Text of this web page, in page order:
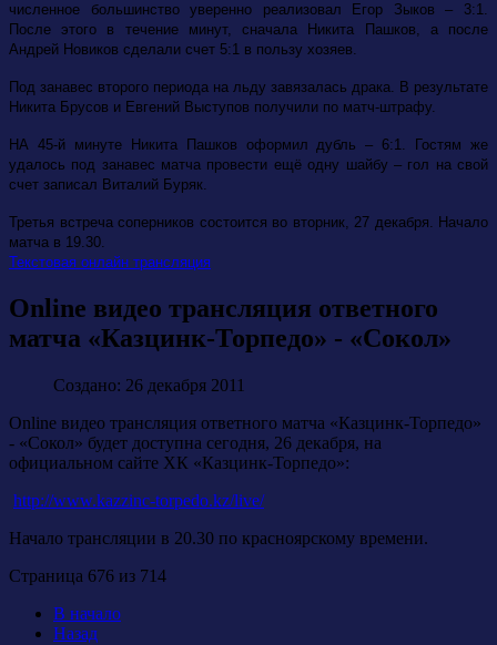
численное большинство уверенно реализовал Егор Зыков – 3:1.
После этого в течение минут, сначала Никита Пашков, а после
Андрей Новиков сделали счет 5:1 в пользу хозяев.
Под занавес второго периода на льду завязалась драка. В результате
Никита Брусов и Евгений Выступов получили по матч-штрафу.
НА 45-й минуте Никита Пашков оформил дубль – 6:1. Гостям же
удалось под занавес матча провести ещё одну шайбу – гол на свой
счет записал Виталий Буряк.
Третья встреча соперников состоится во вторник, 27 декабря. Начало
матча в 19.30.
Текстовая онлайн трансляция
Online видео трансляция ответного
матча «Казцинк-Торпедо» - «Сокол»
Создано: 26 декабря 2011
Online видео трансляция ответного матча «Казцинк-Торпедо»
- «Сокол» будет доступна сегодня, 26 декабря, на
официальном сайте ХК «Казцинк-Торпедо»:
http://www.kazzinc-torpedo.kz/live/
Начало трансляции в 20.30 по красноярскому времени.
Страница 676 из 714
В начало
Назад